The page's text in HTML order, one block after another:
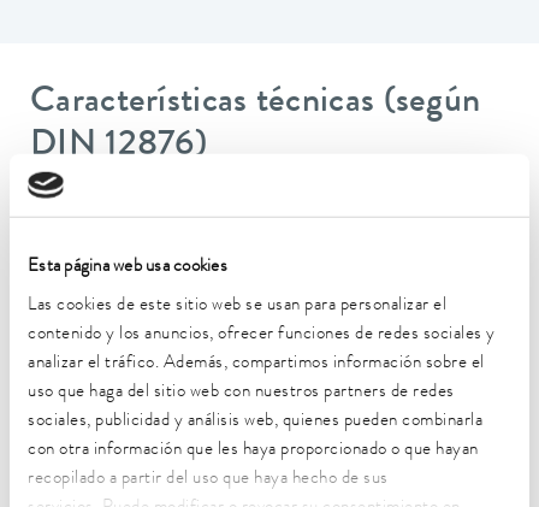
Esta página web usa cookies
Las cookies de este sitio web se usan para personalizar el
contenido y los anuncios, ofrecer funciones de redes sociales y
analizar el tráfico. Además, compartimos información sobre el
uso que haga del sitio web con nuestros partners de redes
sociales, publicidad y análisis web, quienes pueden combinarla
con otra información que les haya proporcionado o que hayan
recopilado a partir del uso que haya hecho de sus
Características técnicas (según
DIN 12876)
Rango de temperatura de trabajo
Temperatura ambiente
5 ... 40 °C
Estabilidad de temperatura
0.01 ± K
Potencia calorífica máx.
2 kW